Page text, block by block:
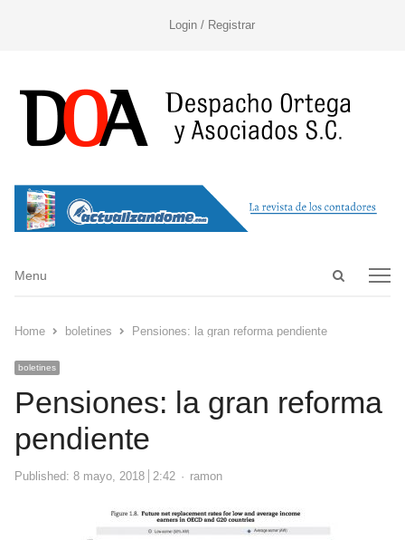
Login / Registrar
Open
Menu
Menu
Home boletines Pensiones: la gran reforma pendiente
boletines
Pensiones: la gran reforma
pendiente
Published: 8 mayo, 2018 2:42 Author
ramon